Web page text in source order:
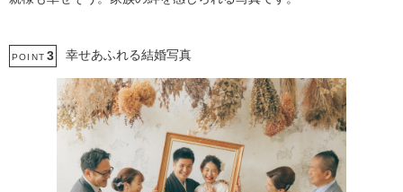
POINT 3 幸せあふれる結婚写真